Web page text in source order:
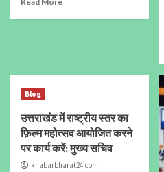
Blog
उत्तराखंड में राष्ट्रीय स्तर का
फ़िल्म महोत्सव आयोजित करने
पर कार्य करें: मुख्य सचिव
khabarbharat24.com